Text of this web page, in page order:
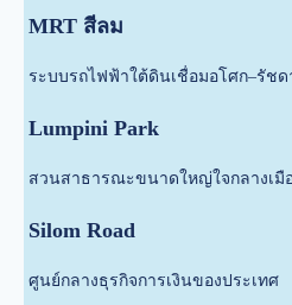
MRT สีลม
ระบบรถไฟฟ้าใต้ดินเชื่อมอโศก–รัชด
Lumpini Park
สวนสาธารณะขนาดใหญ่ใจกลางเ
Silom Road
ศูนย์กลางธุรกิจการเงินของประเทศ